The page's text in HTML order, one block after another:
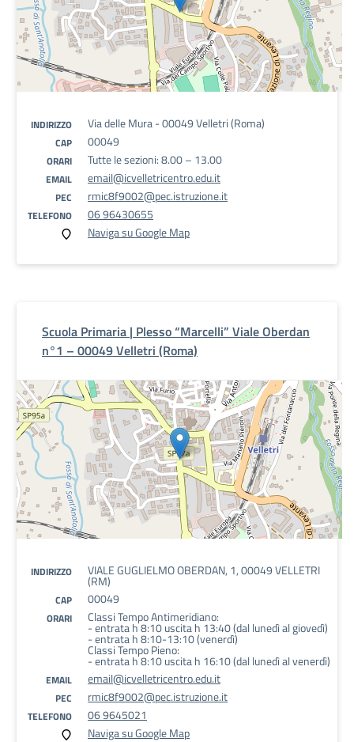
INDIRIZZO Via delle Mura - 00049 Velletri (Roma)
CAP 00049
ORARI Tutte le sezioni: 8.00 – 13.00
EMAIL email@icvelletricentro.edu.it
PEC rmic8f9002@pec.istruzione.it
TELEFONO
06 96430655
Naviga su Google Map
Scuola Primaria | Plesso “Marcelli” Viale Oberdan
n°1 – 00049 Velletri (Roma)
INDIRIZZO VIALE GUGLIELMO OBERDAN, 1, 00049 VELLETRI
(RM)
CAP 00049
ORARI Classi Tempo Antimeridiano:
- entrata h 8:10 uscita h 13:40 (dal lunedì al giovedì)
- entrata h 8:10-13:10 (venerdì)
Classi Tempo Pieno:
- entrata h 8:10 uscita h 16:10 (dal lunedì al venerdì)
EMAIL email@icvelletricentro.edu.it
PEC rmic8f9002@pec.istruzione.it
TELEFONO
06 9645021
Naviga su Google Map